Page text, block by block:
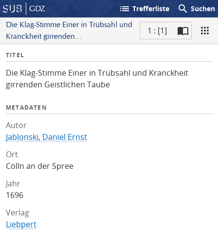
GDZ list Trefferliste search Suchen
Die Klag-Stimme Einer in Trübsahl und
Kranckheit girrenden
1 : [1]
I
f
o
TITEL
Die Klag-Stimme Einer in Trübsahl und Kranckheit
girrenden Geistlichen Taube
METADATEN
Autor
Jablonski, Daniel Ernst
Ort
Cölln an der Spree
Jahr
1696
Verlag
Liebpert